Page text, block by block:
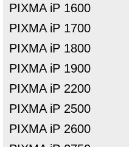
PIXMA iP 1600
PIXMA iP 1700
PIXMA iP 1800
PIXMA iP 1900
PIXMA iP 2200
PIXMA iP 2500
PIXMA iP 2600